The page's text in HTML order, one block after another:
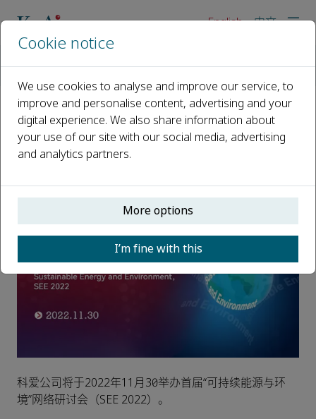
English 中文
Sustainable Energy and
Environment，SEE 2022
科爱公司将于2022年11月30日举办首届“可持续能源与环
境”网络研讨会（SEE 2022）。
Cookie notice
We use cookies to analyse and improve our service, to
improve and personalise content, advertising and your
digital experience. We also share information about
your use of our site with our social media, advertising
and analytics partners.
More options
I’m fine with this